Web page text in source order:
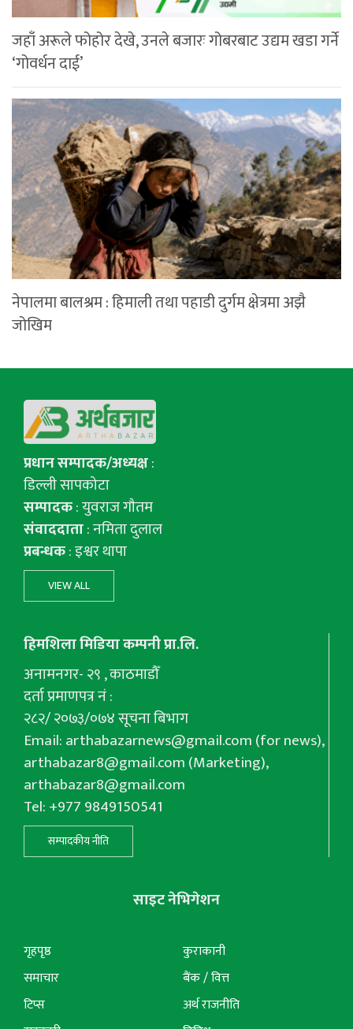
जहाँ अरूले फोहोर देखे, उनले बजारः गोबरबाट उद्यम खडा गर्ने
‘गोवर्धन दाई’
नेपालमा बालश्रम : हिमाली तथा पहाडी दुर्गम क्षेत्रमा अझै
जोखिम
प्रधान सम्पादक/अध्यक्ष:
डिल्ली सापकोटा
सम्पादक: युवराज गाैतम
संवाददाता: नमिता दुलाल
प्रबन्धक: इश्वर थापा
VIEW ALL
हिमशिला मिडिया कम्पनी प्रा.लि.
अनामनगर- २९ , काठमाडौँ
दर्ता प्रमाणपत्र नं :
२८२/ २०७३/०७४ सूचना बिभाग
Email:arthabazarnews@gmail.com(for news),
arthabazar8@gmail.com(Marketing),
arthabazar8@gmail.com
Tel: +977 9849150541
सम्पादकीय नीति
साइट नेभिगेशन
गृहपृष्ठ
समाचार
टिप्स
कुराकानी
बैंक / वित्त
अर्थ राजनीति